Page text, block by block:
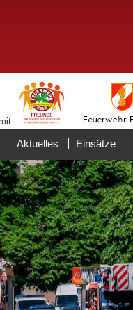
Aktuelles Einsätze